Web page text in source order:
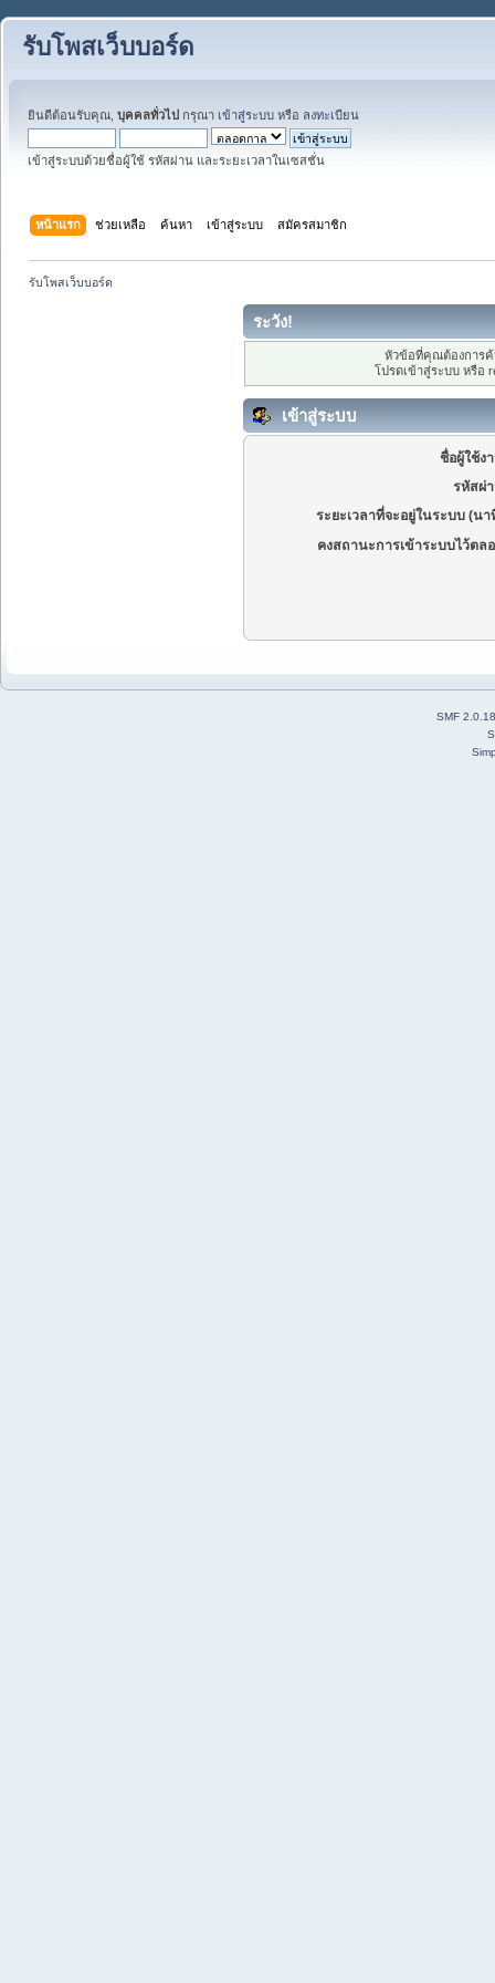
รับโพสเว็บบอร์ด
ยินดีต้อนรับคุณ, บุคคลทั่วไป กรุณา เข้าสู่ระบบ หรือ ลงทะเบียน
เข้าสู่ระบบด้วยชื่อผู้ใช้ รหัสผ่าน และระยะเวลาในเซสชั่น
หน้าแรก ช่วยเหลือ ค้นหา เข้าสู่ระบบ สมัครสมาชิก
รับโพสเว็บบอร์ด
ระวัง!
หัวข้อที่คุณต้องการ
โปรดเข้าสู่ระบบ หรือ
เข้าสู่ระบบ
ชื่อผู้ใช้ง
รหัสผ่
ระยะเวลาที่จะอยู่ในระบบ (นา
คงสถานะการเข้าระบบไว้ตล
SMF 2.0.18